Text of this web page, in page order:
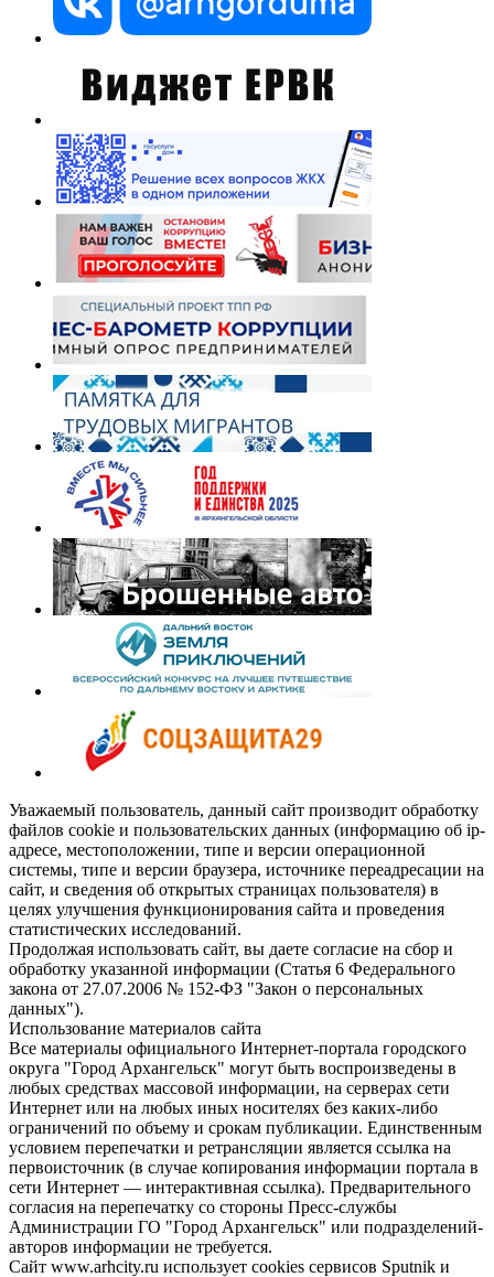
Уважаемый пользователь, данный сайт производит обработку
файлов cookie и пользовательских данных (информацию об ip-
адресе, местоположении, типе и версии операционной
системы, типе и версии браузера, источнике переадресации на
сайт, и сведения об открытых страницах пользователя) в
целях улучшения функционирования сайта и проведения
статистических исследований.
Продолжая использовать сайт, вы даете согласие на сбор и
обработку указанной информации (Статья 6 Федерального
закона от 27.07.2006 № 152-ФЗ "Закон о персональных
данных").
Использование материалов сайта
Все материалы официального Интернет-портала городского
округа "Город Архангельск" могут быть воспроизведены в
любых средствах массовой информации, на серверах сети
Интернет или на любых иных носителях без каких-либо
ограничений по объему и срокам публикации. Единственным
условием перепечатки и ретрансляции является ссылка на
первоисточник (в случае копирования информации портала в
сети Интернет — интерактивная ссылка). Предварительного
согласия на перепечатку со стороны Пресс-службы
Администрации ГО "Город Архангельск" или подразделений-
авторов информации не требуется.
Сайт www.arhcity.ru использует cookies сервисов Sputnik и